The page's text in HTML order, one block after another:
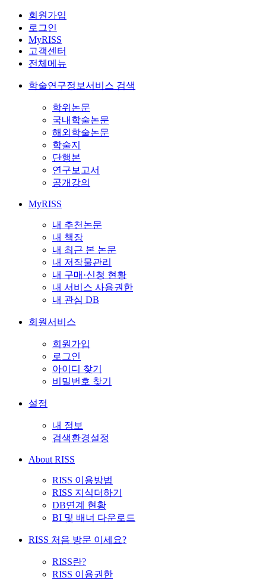
회원가입
로그인
MyRISS
고객센터
전체메뉴
학술연구정보서비스 검색
학위논문
국내학술논문
해외학술논문
학술지
단행본
연구보고서
공개강의
MyRISS
내 추천논문
내 책장
내 최근 본 논문
내 저작물관리
내 구매·신청 현황
내 서비스 사용권한
내 관심 DB
회원서비스
회원가입
로그인
아이디 찾기
비밀번호 찾기
설정
내 정보
검색환경설정
About RISS
RISS 이용방법
RISS 지식더하기
DB연계 현황
BI 및 배너 다운로드
RISS 처음 방문 이세요?
RISS란?
RISS 이용권한